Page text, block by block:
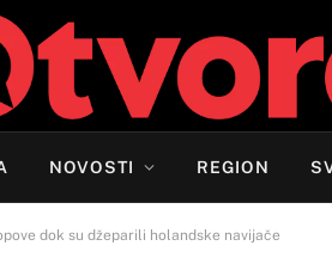
NOVOSTI REGION
dok su džeparili holandske navijače